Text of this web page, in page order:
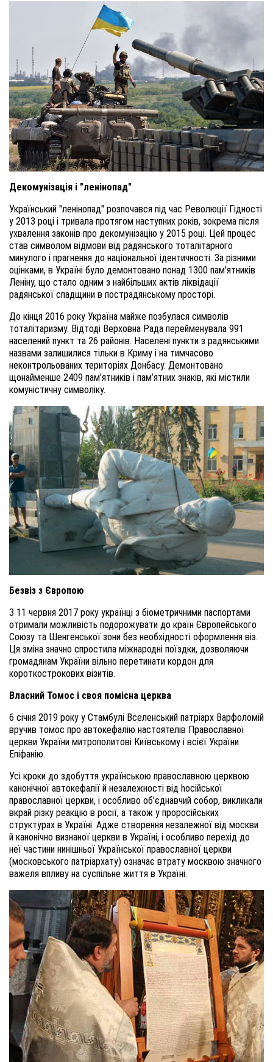
Декомунізація і "ленінопад"
Український "ленінопад" розпочався під час Революції Гідності
у 2013 році і тривала протягом наступних років, зокрема після
ухвалення законів про декомунізацію у 2015 році. Цей процес
став символом відмови від радянського тоталітарного
минулого і прагнення до національної ідентичності. За різними
оцінками, в Україні було демонтовано понад 1300 пам'ятників
Леніну, що стало одним з найбільших актів ліквідації
радянської спадщини в пострадянському просторі.
До кінця 2016 року Україна майже позбулася символів
тоталітаризму. Відтоді Верховна Рада перейменувала 991
населений пункт та 26 районів. Населені пункти з радянськими
назвами залишилися тільки в Криму і на тимчасово
неконтрольованих територіях Донбасу. Демонтовано
щонайменше 2409 пам’ятників і пам’ятних знаків, які містили
комуністичну символіку.
Безвіз з Європою
З 11 червня 2017 року українці з біометричними паспортами
отримали можливість подорожувати до країн Європейського
Союзу та Шенгенської зони без необхідності оформлення віз.
Ця зміна значно спростила міжнародні поїздки, дозволяючи
громадянам України вільно перетинати кордон для
короткострокових візитів.
Власний Томос і своя помісна церква
6 січня 2019 року у Стамбулі Вселенський патріарх Варфоломій
вручив томос про автокефалію настоятелів Православної
церкви України митрополитові Київському і всієї України
Епіфанію.
Усі кроки до здобуття українською православною церквою
канонічної автокефалії й незалежності від hосійської
православної церкви, і особливо об’єднавчий собор, викликали
вкрай різку реакцію в росії, а також у проросійських
структурах в Україні. Адже створення незалежної від москви
й канонічно визнаної церкви в Україні, і особливо перехід до
неї частини нинішньої Української православної церкви
(московського патріархату) означає втрату москвою значного
важеля впливу на суспільне життя в Україні.